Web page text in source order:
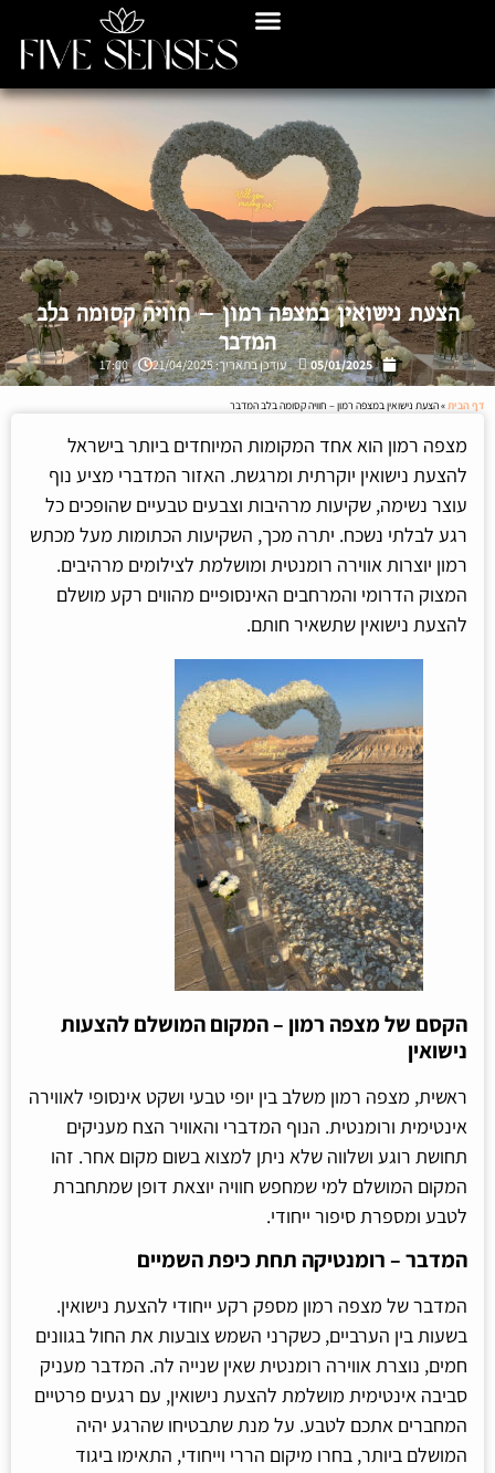
הצעת נישואין במצפה רמון – חוויה קסומה בלב
המדבר
05/01/2025 עודכן בתאריך: 21/04/2025 17:00
דף הבית»הצעת נישואין במצפה רמון – חוויה קסומה בלב המדבר
מצפה רמון הוא אחד המקומות המיוחדים ביותר בישראל
להצעת נישואין יוקרתית ומרגשת. האזור המדברי מציע נוף
עוצר נשימה, שקיעות מרהיבות וצבעים טבעיים שהופכים כל
רגע לבלתי נשכח. יתרה מכך, השקיעות הכתומות מעל מכתש
רמון יוצרות אווירה רומנטית ומושלמת לצילומים מרהיבים.
המצוק הדרומי והמרחבים האינסופיים מהווים רקע מושלם
להצעת נישואין שתשאיר חותם.
הקסם של מצפה רמון – המקום המושלם להצעות
נישואין
ראשית, מצפה רמון משלב בין יופי טבעי ושקט אינסופי לאווירה
אינטימית ורומנטית. הנוף המדברי והאוויר הצח מעניקים
תחושת רוגע ושלווה שלא ניתן למצוא בשום מקום אחר. זהו
המקום המושלם למי שמחפש חוויה יוצאת דופן שמתחברת
לטבע ומספרת סיפור ייחודי.
המדבר – רומנטיקה תחת כיפת השמיים
המדבר של מצפה רמון מספק רקע ייחודי להצעת נישואין.
בשעות בין הערביים, כשקרני השמש צובעות את החול בגוונים
חמים, נוצרת אווירה רומנטית שאין שנייה לה. המדבר מעניק
סביבה אינטימית מושלמת להצעת נישואין, עם רגעים פרטיים
המחברים אתכם לטבע. על מנת שתבטיחו שהרגע יהיה
המושלם ביותר, בחרו מיקום הררי וייחודי, התאימו ביגוד